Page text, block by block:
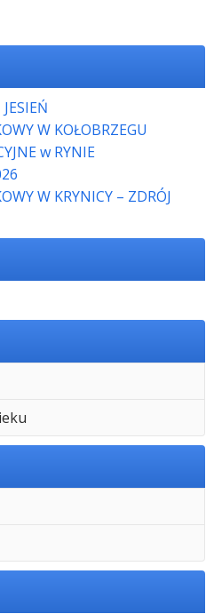
W KOŁOBRZEGU
w RYNIE
W KRYNICY – ZDRÓJ